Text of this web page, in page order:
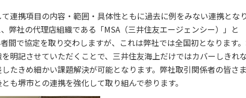
連携項目の内容・範囲・具体性ともに過去に例をみない連携とな
弊社の代理店組織である「MSA（三井住友エージェンシー）」と
間で協定を取り交わしますが、これは弊社では全国初となります
明記させていただくことで、三井住友海上だけではカバーしきれ
たきめ細かい課題解決が可能となります。弊社取引関係者の皆さ
も堺市との連携を強化して取り組んで参ります。